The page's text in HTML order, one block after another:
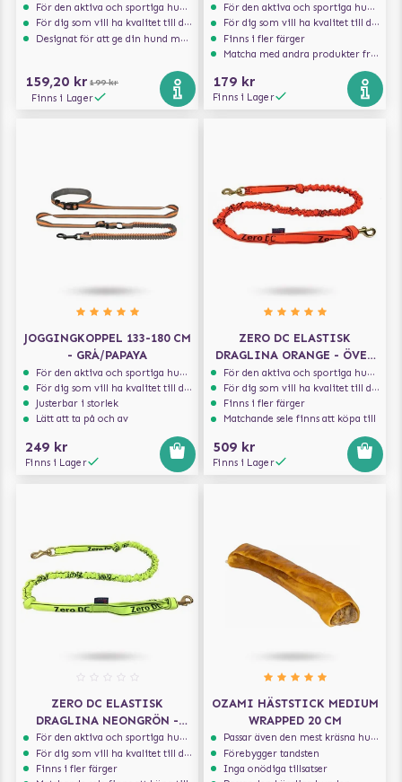
För den aktiva och sportiga hunden
För dig som vill ha kvalitet till din hund!
Designat för att ge din hund maximal komfort
159,20 kr 199 kr
Finns i Lager
För den aktiva och sportiga hunden
För dig som vill ha kvalitet till din hund!
Finns i fler färger
Matcha med andra produkter från Julius-K9
179 kr
Finns i Lager
JOGGINGKOPPEL 133-180 CM
- GRÅ/PAPAYA
För den aktiva och sportiga hunden
För dig som vill ha kvalitet till din hund!
Justerbar i storlek
Lätt att ta på och av
249 kr
Finns i Lager
ZERO DC ELASTISK
DRAGLINA ORANGE - ÖVER
10 KG - 2.7 M
För den aktiva och sportiga hunden
För dig som vill ha kvalitet till din hund!
Finns i fler färger
Matchande sele finns att köpa till
509 kr
Finns i Lager
ZERO DC ELASTISK
DRAGLINA NEONGRÖN -
ÖVER 10 KG - 2.7 M
För den aktiva och sportiga hunden
För dig som vill ha kvalitet till din hund!
Finns i fler färger
OZAMI HÄSTSTICK MEDIUM
WRAPPED 20 CM
Passar även den mest kräsna hunden
Förebygger tandsten
Inga onödiga tillsatser